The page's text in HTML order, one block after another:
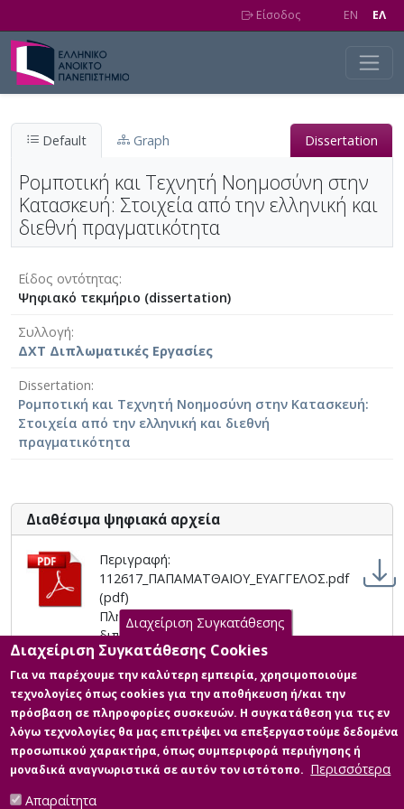
Είσοδος EN EΛ
Default Graph Dissertation
Ρομποτική και Τεχνητή Νοημοσύνη στην
Κατασκευή: Στοιχεία από την ελληνική και
διεθνή πραγματικότητα
Είδος οντότητας
Ψηφιακό τεκμήριο (dissertation)
Συλλογή
ΔΧΤ Διπλωματικές Εργασίες
Dissertation
Ρομποτική και Τεχνητή Νοημοσύνη στην Κατασκευή:
Στοιχεία από την ελληνική και διεθνή
πραγματικότητα
Διαθέσιμα ψηφιακά αρχεία
Περιγραφή:
112617_ΠΑΠΑΜΑΤΘΑΙΟΥ_ΕΥΑΓΓΕΛΟΣ.pdf
(pdf)
Πληροφορίες: Κυρίως σώμα
διπλωματικής
Μέγεθος: 6.9 MB
Περιγραφή: Εκτεταμένη_περίληψη_ΜΔΕ_
112617_ΠΑΠΑΜΑΤΘΑΙΟΥ_ΕΥΑΓΓΕΛΟΣ.pdf
(pdf)
Πληροφορίες: Εκτεταμένη περίληψη
Μέγεθος: 0.7 MB
Διαχείριση Συγκατάθεσης
Διαχείριση Συγκατάθεσης Cookies
Για να παρέχουμε την καλύτερη εμπειρία, χρησιμοποιούμε
τεχνολογίες όπως cookies για την αποθήκευση ή/και την
πρόσβαση σε πληροφορίες συσκευών. Η συγκατάθεση για τις εν
λόγω τεχνολογίες θα μας επιτρέψει να επεξεργαστούμε δεδομένα
προσωπικού χαρακτήρα, όπως συμπεριφορά περιήγησης ή
μοναδικά αναγνωριστικά σε αυτόν τον ιστότοπο. Περισσότερα
Απαραίτητα